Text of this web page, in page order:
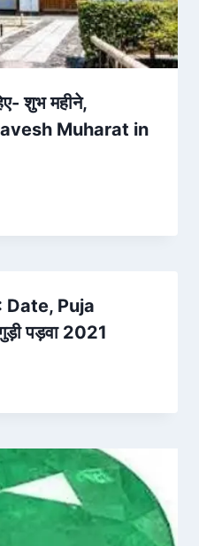
शुभ महीने,
Muharat in
Date, Puja
पड़वा 2021